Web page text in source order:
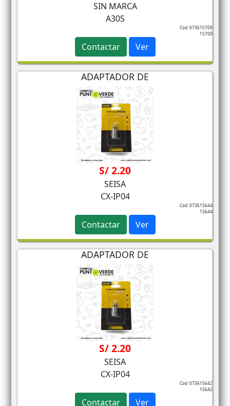
SIN MARCA
A30S
Cod: 073615709
15709
Contactar Ver
ADAPTADOR DE
S/ 2.20
SEISA
CX-IP04
Cod: 073615644
15644
Contactar Ver
ADAPTADOR DE
S/ 2.20
SEISA
CX-IP04
Cod: 073615642
15642
Contactar Ver